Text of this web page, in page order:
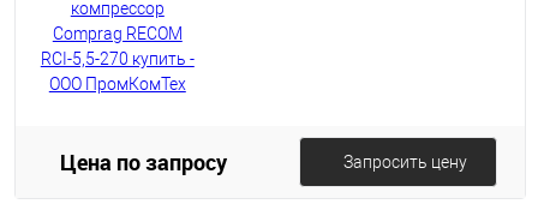
Цена по запросу Запросить цену